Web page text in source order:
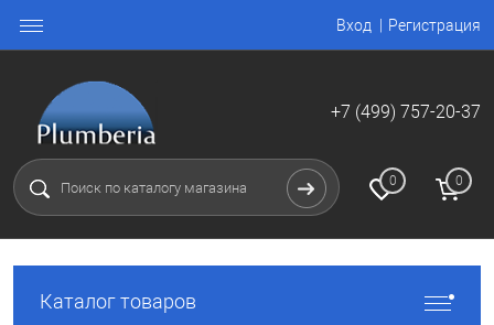
Вход Регистрация
+7 (499) 757-20-37
0 0
Каталог товаров